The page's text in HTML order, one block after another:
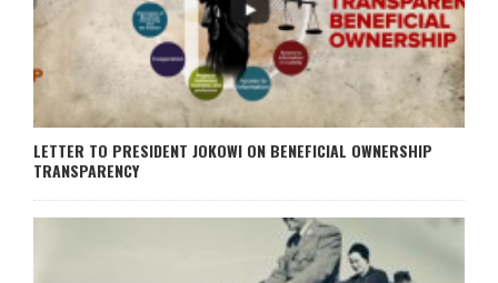
LETTER TO PRESIDENT JOKOWI ON BENEFICIAL OWNERSHIP
TRANSPARENCY